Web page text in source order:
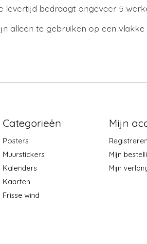
levertijd bedraagt ongeveer 5
alleen te gebruiken op een
Categorieën
Posters
Muurstickers
Kalenders
Kaarten
Frisse wind
Mijn
Registreren
Mijn
Mijn